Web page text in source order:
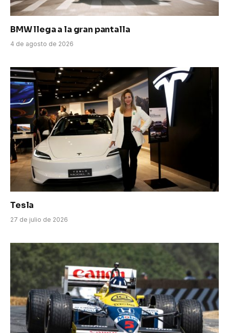
BMW llega a la gran pantalla
4 de agosto de 2026
Tesla
27 de julio de 2026